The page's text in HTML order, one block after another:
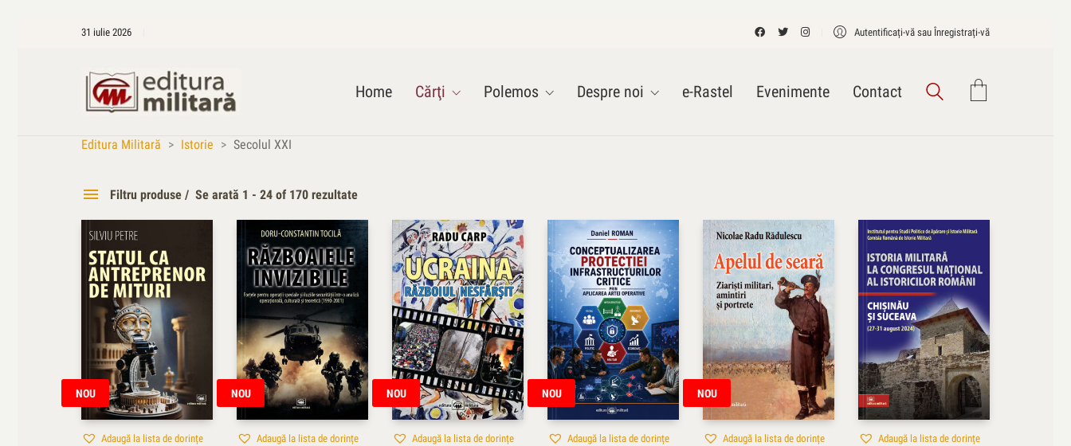
31 iulie 2026 Autentificați-vă sau Înregistrați-vă
Home Cărţi Polemos Despre noi e-Rastel Evenimente Contact
Editura Militară > Istorie > Secolul XXI
Filtru produse
Se arată 1 - 24 of 170 rezultate
Recomandări 31
Colecții 65
Geopolitica 28
Lideri militari
Polemos 15
Restitutio in integrum
Ficțiune 9
Istorie 989
3 lei
Mod implicit
Număr de recenzii
Popularitate
Rata medie
Noutate
Preț: mic spre mare
Preț: de la mare la mic
Produse aleatorii
Numele produsului
NOU
Adaugă la lista de dorințe
NOU
Adaugă la lista de dorințe
NOU
Adaugă la lista de dorințe
NOU
Adaugă la lista de dorințe
NOU
Adaugă la lista de dorințe Adaugă la lista de dorințe